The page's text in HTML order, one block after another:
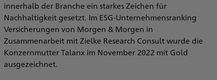
innerhalb der Branche ein starkes Zeichen für
Nachhaltigkeit gesetzt. Im ESG-Unternehmensranking
Versicherungen von Morgen & Morgen in
Zusammenarbeit mit Zielke Research Consult wurde die
Konzernmutter Talanx im November 2022 mit Gold
ausgezeichnet.